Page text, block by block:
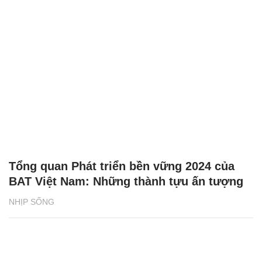
NHỊP SỐNG
Tổng quan Phát triển bền vững 2024 của
BAT Việt Nam: Những thành tựu ấn tượng